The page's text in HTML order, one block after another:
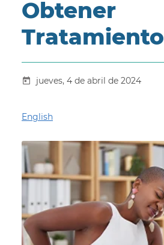
Obtener
Tratamiento
jueves, 4 de abril de 2024
English